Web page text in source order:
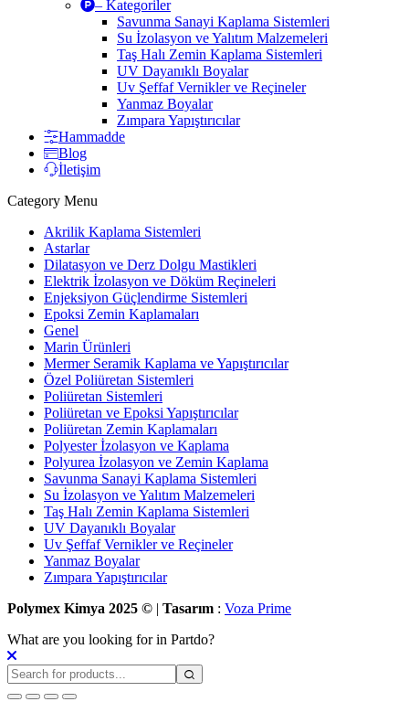
– Kategoriler
Savunma Sanayi Kaplama Sistemleri
Su İzolasyon ve Yalıtım Malzemeleri
Taş Halı Zemin Kaplama Sistemleri
UV Dayanıklı Boyalar
Uv Şeffaf Vernikler ve Reçineler
Yanmaz Boyalar
Zımpara Yapıştırıcılar
Hammadde
Blog
İletişim
Category Menu
Akrilik Kaplama Sistemleri
Astarlar
Dilatasyon ve Derz Dolgu Mastikleri
Elektrik İzolasyon ve Döküm Reçineleri
Enjeksiyon Güçlendirme Sistemleri
Epoksi Zemin Kaplamaları
Genel
Marin Ürünleri
Mermer Seramik Kaplama ve Yapıştırıcılar
Özel Poliüretan Sistemleri
Poliüretan Sistemleri
Poliüretan ve Epoksi Yapıştırıcılar
Poliüretan Zemin Kaplamaları
Polyester İzolasyon ve Kaplama
Polyurea İzolasyon ve Zemin Kaplama
Savunma Sanayi Kaplama Sistemleri
Su İzolasyon ve Yalıtım Malzemeleri
Taş Halı Zemin Kaplama Sistemleri
UV Dayanıklı Boyalar
Uv Şeffaf Vernikler ve Reçineler
Yanmaz Boyalar
Zımpara Yapıştırıcılar
Polymex Kimya 2025 © | Tasarım : Voza Prime
What are you looking for in Partdo?